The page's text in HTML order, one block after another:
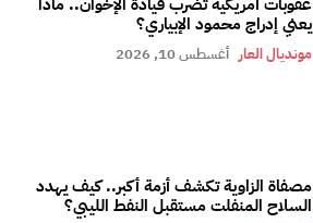
يعني إدراج محمود الإبياري؟
مونديال العار أغسطس 10, 2026
مصفاة الزاوية تكشف أزمة أكبر.. كيف يهدد
السلاح المنفلت مستقبل النفط الليبي؟